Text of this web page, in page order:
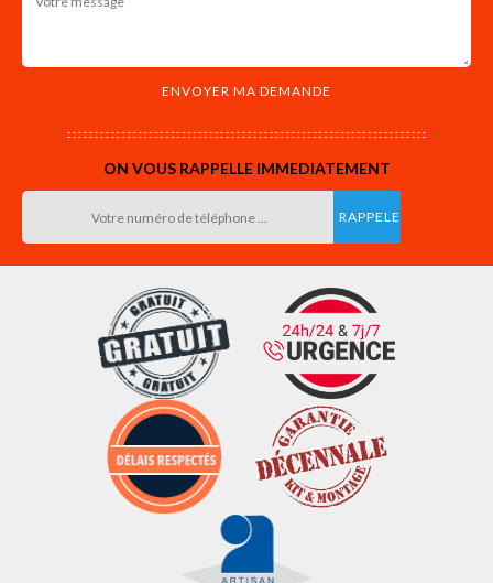
ON VOUS RAPPELLE IMMEDIATEMENT